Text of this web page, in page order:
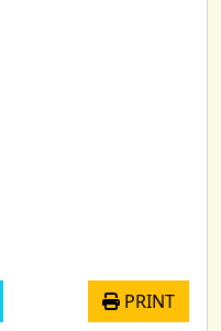
PRINT